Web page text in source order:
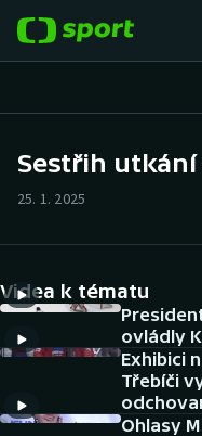
Hokej
Tenis
Atletika
Cyklistika
DALŠÍ SPORTY
Sestřih utkání
25. 1. 2025
Videa k tématu
ovládly
Exhibici
Třebíči
Ohlasy